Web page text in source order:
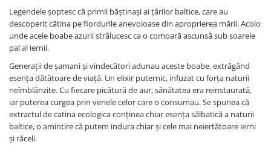
Legendele șoptesc că primii băștinași ai țărilor baltice, care au
descoperit cătina pe fiordurile anevoioase din aproprierea mării. Acolo
unde acele boabe azurii strălucesc ca o comoară ascunsă sub soarele
pal al iernii.
Generații de șamani și vindecători adunau aceste boabe, extrăgând
esența dătătoare de viață. Un elixir puternic, infuzat cu forța naturii
neîmblânzite. Cu fiecare picătură de aur, sănătatea era reinstaurată,
iar puterea curgea prin venele celor care o consumau. Se spunea că
extractul de catina ecologica conținea chiar esența sălbatică a naturii
baltice, o amintire că putem indura chiar și cele mai neiertătoare ierni
și răceli.